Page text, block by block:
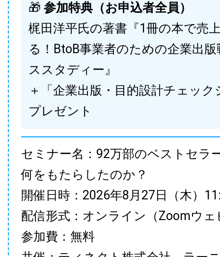
🎁 参加特典（お申込者全員）
梶田洋平氏の著書『1冊の本で売
る！BtoB事業者のための企業出
ススタディー』
＋「企業出版・目的設計チェック
プレゼント
セミナー名：92万部のベストセラ
何をもたらしたのか？
開催日時：2026年8月27日（木）
配信形式：オンライン（Zoomウェ
参加費：無料